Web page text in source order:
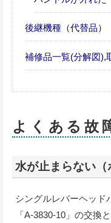
後継機種（代替品）
補修品一覧(分解図),
よくある故
水が止まらない（
シングルレバーヘッド
「A-3830-10」の交換